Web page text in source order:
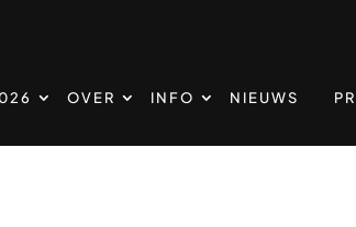
OVER INFO NIEUWS